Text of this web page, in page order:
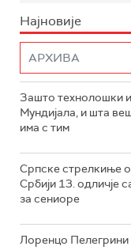
Најновије
Зашто технолошки
Мундијала, и шта
има с тим
Српске стрелкиње
Србији 13. одличје
за сениоре
Лоренцо Пелегрини